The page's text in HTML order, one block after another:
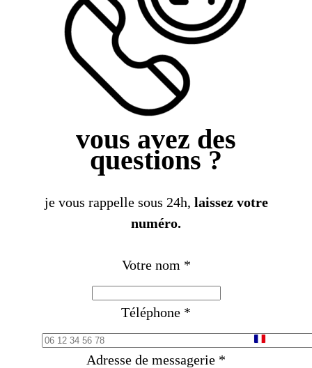
vous avez des
questions ?
je vous rappelle sous 24h, laissez votre
numéro.
Votre nom *
Téléphone *
F
Adresse de messagerie *